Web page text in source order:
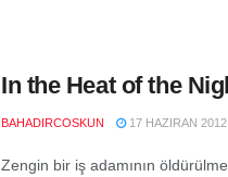
In the Heat of the
BAHADIRCOSKUN 17 HAZIRAN 2012
Zengin bir iş adamının